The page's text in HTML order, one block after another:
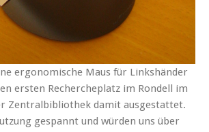
ergonomische Maus für Linkshänder
ersten Rechercheplatz im Rondell im
Zentralbibliothek damit ausgestattet.
gespannt und würden uns über